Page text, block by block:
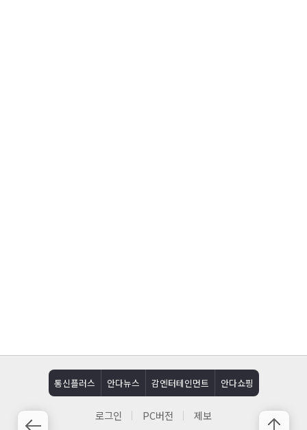
통신플러스 안다뉴스 감엔터테인먼트 안다쇼핑
로그인 PC버전 제보